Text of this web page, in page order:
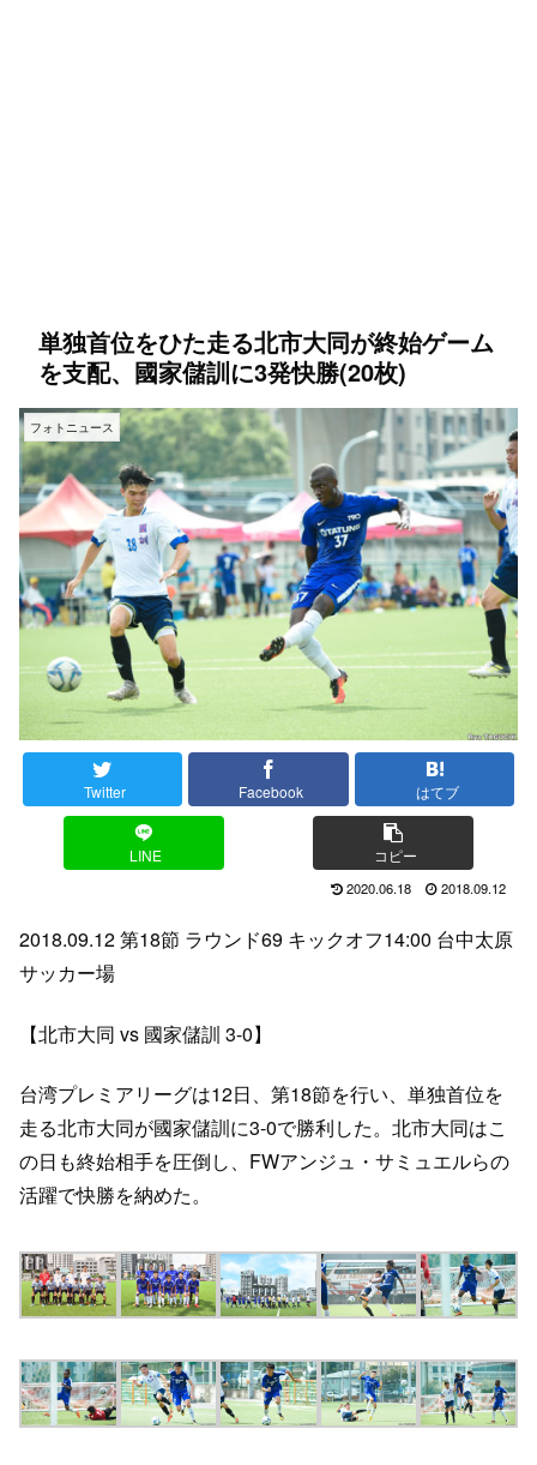
単独首位をひた走る北市大同が終始ゲーム
を支配、國家儲訓に3発快勝(20枚)
フォトニュース
Twitter Facebook はてブ
LINE コピー
2020.06.18 2018.09.12
2018.09.12 第18節 ラウンド69 キックオフ14:00 台中太原
サッカー場
【北市大同 vs 國家儲訓 3-0】
台湾プレミアリーグは12日、第18節を行い、単独首位を
走る北市大同が國家儲訓に3-0で勝利した。北市大同はこ
の日も終始相手を圧倒し、FWアンジュ・サミュエルらの
活躍で快勝を納めた。